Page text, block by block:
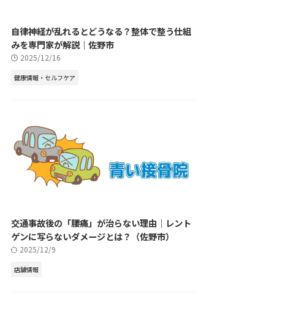
自律神経が乱れるとどうなる？整体で整う仕組
みを専門家が解説｜佐野市
2025/12/16
健康情報・セルフケア
交通事故後の「腰痛」が治らない理由｜レント
ゲンに写らないダメージとは？（佐野市）
2025/12/9
店舗情報